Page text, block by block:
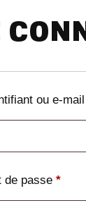
ou e-mail
de passe *